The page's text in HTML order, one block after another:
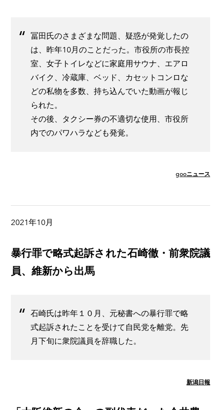
冨田氏のさまざまな問題、疑惑が発覚したの
は、昨年10月のことだった。市役所の市長控
室、女子トイレなどに家庭用サウナ、エアロ
バイク、冷蔵庫、ベッド、カセットコンロな
どの私物を多数、持ち込んでいた動画が報じ
られた。
その後、タクシー券の不適切な使用、市役所
内でのパワハラなども発覚。
gooニュース
2021年10月
暴行罪で略式起訴された石崎徹・前衆院議
員、維新から出馬
石崎氏は昨年１０月、元秘書への暴行罪で略
式起訴されたことを受けて自民党を離党。先
月下旬に衆院議員を辞職した。
新潟日報